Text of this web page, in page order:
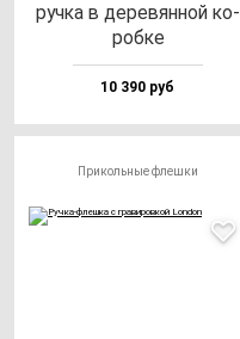
руч­ка в де­ре­вян­ной ко­
роб­ке
10 390 руб
Прикольные флешки